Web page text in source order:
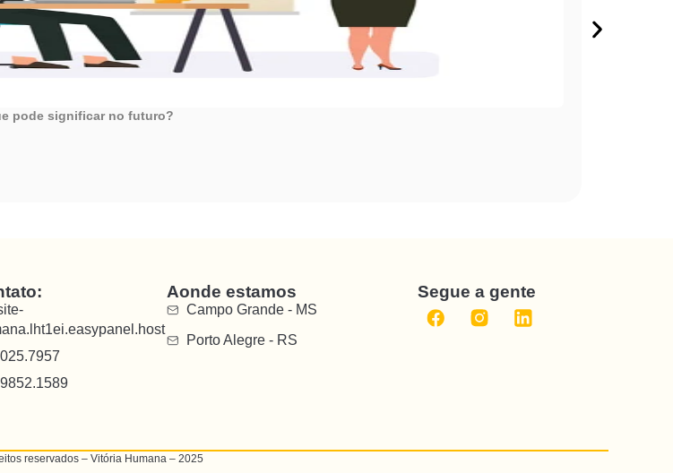
pode significar no futuro?
Aonde estamos
Campo Grande - MS
Porto Alegre - RS
Segue a gente
reservados – Vitória Humana – 2025